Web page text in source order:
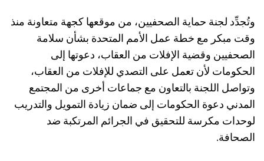
وتُجدِّد لجنة حماية الصحفيين، من موقعها كجهة متعاونة منذ
وقت مبكر مع خطة عمل الأمم المتحدة بشأن سلامة
الصحفيين وقضية الإفلات من العقاب، دعوتها إلى
الحكومات لأن تعمل على التصدي للإفلات من العقاب،
وتواصل اللجنة بالتعاون مع جماعات أخرى من المجتمع
المدني دعوة الحكومات إلى ضمان زيادة التمويل والتدريب
لوحدات مكرسة للتحقيق في الجرائم المرتكبة ضد
الصحافة.